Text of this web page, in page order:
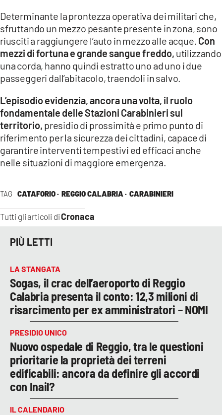
TAG CATAFORIO · REGGIO CALABRIA · CARABINIERI
Tutti gli articoli diCronaca
Determinante la prontezza operativa dei militari che,
sfruttando un mezzo pesante presente in zona, sono
riusciti a raggiungere l’auto in mezzo alle acque. Con
mezzi di fortuna e grande sangue freddo, utilizzando
una corda, hanno quindi estratto uno ad uno i due
passeggeri dall’abitacolo, traendoli in salvo.
L’episodio evidenzia, ancora una volta, il ruolo
fondamentale delle Stazioni Carabinieri sul
territorio, presidio di prossimità e primo punto di
riferimento per la sicurezza dei cittadini, capace di
garantire interventi tempestivi ed efficaci anche
nelle situazioni di maggiore emergenza.
PIÙ LETTI
LA STANGATA
Sogas, il crac dell’aeroporto di Reggio
Calabria presenta il conto: 12,3 milioni di
risarcimento per ex amministratori – NOMI
PRESIDIO UNICO
Nuovo ospedale di Reggio, tra le questioni
prioritarie la proprietà dei terreni
edificabili: ancora da definire gli accordi
con Inail?
IL CALENDARIO